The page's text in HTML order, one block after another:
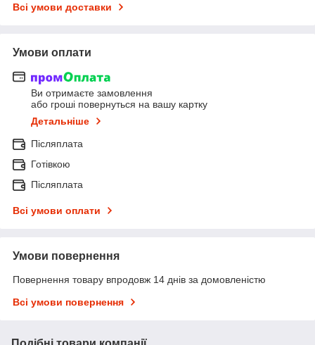
Всі умови доставки
Умови оплати
Ви отримаєте замовлення
або гроші повернуться на вашу картку
Детальніше
Післяплата
Готівкою
Післяплата
Всі умови оплати
Умови повернення
Повернення товару впродовж 14 днів за домовленістю
Всі умови повернення